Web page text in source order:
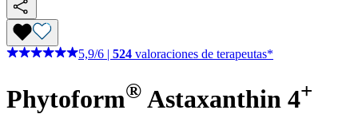
5,9/6 524 valoraciones de terapeutas*
Phytoform® Astaxanthin 4+